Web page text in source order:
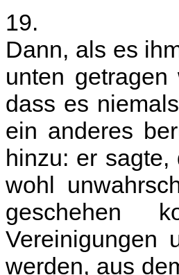
19.
Dann, als es
unten
dass es
ein anderes
hinzu: er
wohl
geschehen
Vereinigungen
werden, aus